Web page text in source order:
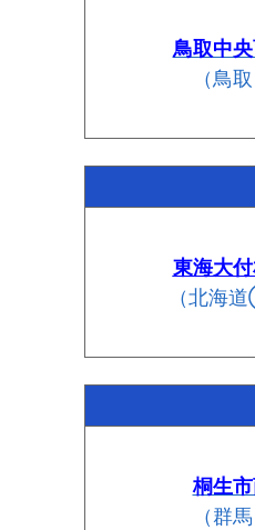
鳥取中
（鳥取
東海大
（北海
桐生
（群馬